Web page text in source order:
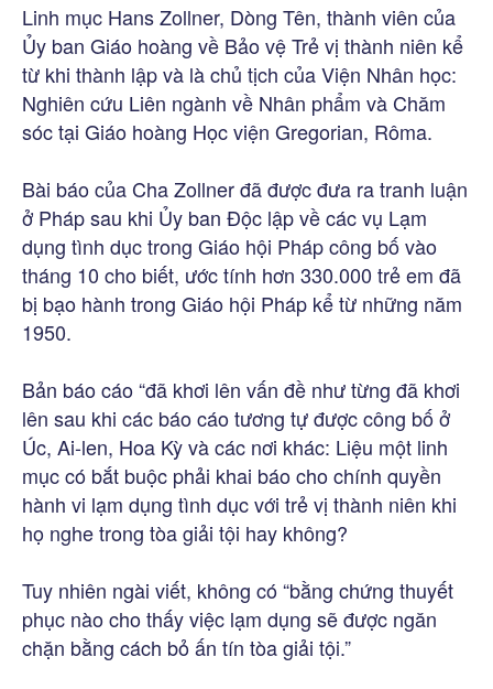
Linh mục Hans Zollner, Dòng Tên, thành viên của
Ủy ban Giáo hoàng về Bảo vệ Trẻ vị thành niên kể
từ khi thành lập và là chủ tịch của Viện Nhân học:
Nghiên cứu Liên ngành về Nhân phẩm và Chăm
sóc tại Giáo hoàng Học viện Gregorian, Rôma.
Bài báo của Cha Zollner đã được đưa ra tranh luận
ở Pháp sau khi Ủy ban Độc lập về các vụ Lạm
dụng tình dục trong Giáo hội Pháp công bố vào
tháng 10 cho biết, ước tính hơn 330.000 trẻ em đã
bị bạo hành trong Giáo hội Pháp kể từ những năm
1950.
Bản báo cáo “đã khơi lên vấn đề như từng đã khơi
lên sau khi các báo cáo tương tự được công bố ở
Úc, Ai-len, Hoa Kỳ và các nơi khác: Liệu một linh
mục có bắt buộc phải khai báo cho chính quyền
hành vi lạm dụng tình dục với trẻ vị thành niên khi
họ nghe trong tòa giải tội hay không?
Tuy nhiên ngài viết, không có “bằng chứng thuyết
phục nào cho thấy việc lạm dụng sẽ được ngăn
chặn bằng cách bỏ ấn tín tòa giải tội.”